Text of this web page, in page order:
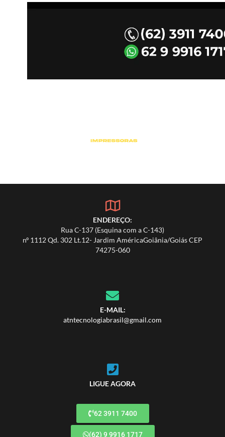
ENDEREÇO:
Rua C-137 (Esquina com a C-143)
nº 1112 Qd. 302 Lt.12- Jardim AméricaGoiânia/Goiás CEP
74275-060
E-MAIL:
atntecnologiabrasil@gmail.com
LIGUE AGORA
62 3911 7400
(62) 9 9916 1717